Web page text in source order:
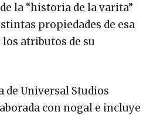
la “historia de la varita”
propiedades de esa
atributos de su
de Universal Studios
con nogal e incluye